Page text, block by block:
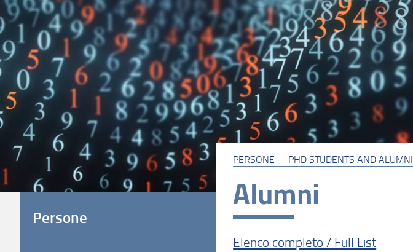
PERSONE PHD STUDENTS AND ALUMNI
Alumni
Elenco completo / Full List
Persone